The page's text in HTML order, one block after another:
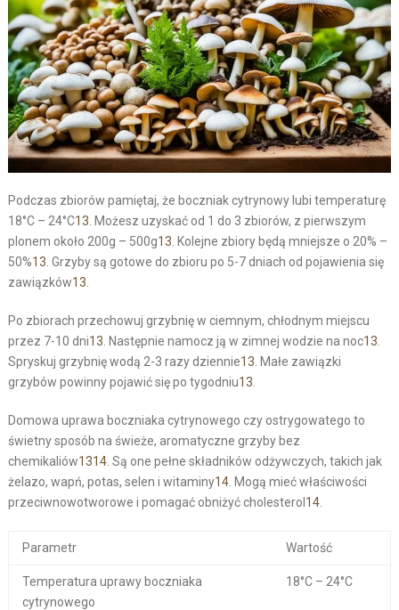
Podczas zbiorów pamiętaj, że boczniak cytrynowy lubi temperaturę
18°C – 24°C13 . Możesz uzyskać od 1 do 3 zbiorów, z pierwszym
plonem około 200g – 500g13 . Kolejne zbiory będą mniejsze o 20% –
50%13 . Grzyby są gotowe do zbioru po 5-7 dniach od pojawienia się
zawiązków13
Po zbiorach przechowuj grzybnię w ciemnym, chłodnym miejscu
przez 7-10 dni13 . Następnie namocz ją w zimnej wodzie na noc13
Spryskuj grzybnię wodą 2-3 razy dziennie13 . Małe zawiązki
grzybów powinny pojawić się po tygodniu13
Domowa uprawa boczniaka cytrynowego czy ostrygowatego to
świetny sposób na świeże, aromatyczne grzyby bez
chemikaliów1314. Są one pełne składników odżywczych, takich jak
żelazo, wapń, potas, selen i witaminy14. Mogą mieć właściwości
przeciwnowotworowe i pomagać obniżyć cholesterol 14.
Parametr Wartość
Temperatura uprawy boczniaka
cytrynowego
18°C – 24°C